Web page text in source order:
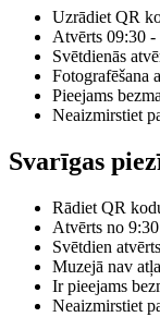
Uzrādiet QR
Atvērts 09:30 -
Svētdienās
Fotografēšana
Pieejams
Neaizmirstiet
Svarīgas
Rādiet QR
Atvērts no
Svētdien
Muzejā nav
Ir pieejams
Neaizmirstiet